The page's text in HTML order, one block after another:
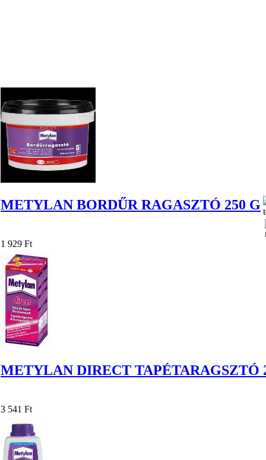
METYLAN BORDŰR RAGASZTÓ 250 G
1 929 Ft
METYLAN DIRECT TAPÉTARAGSZTÓ
3 541 Ft